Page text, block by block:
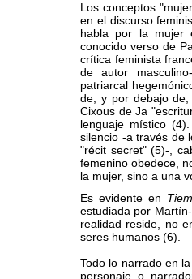
Los conceptos
en el discurso
habla por la mujer
conocido verso de
crítica feminista
de autor
patriarcal
de, y por debajo
Cixous de Ja
lenguaje místico
silencio -a través de
"récit secret" (5)-,
femenino obedece,
la mujer, sino a una
Es evidente en
estudiada por
realidad reside, no
seres humanos (6).
Todo lo narrado en
personaje o